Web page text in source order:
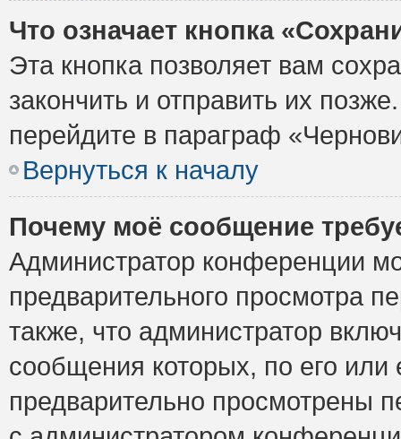
Что означает кнопка
Эта кнопка позволяет вам
закончить и отправить их
перейдите в параграф
Вернуться к началу
Почему моё сообщение
Администратор конференции
предварительного просмотра
также, что администратор
сообщения которых, по его
предварительно просмотрены